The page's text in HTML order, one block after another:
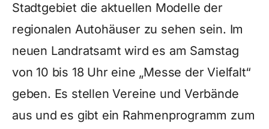
Stadtgebiet die aktuellen Modelle der
regionalen Autohäuser zu sehen sein. Im
neuen Landratsamt wird es am Samstag
von 10 bis 18 Uhr eine „Messe der Vielfalt“
geben. Es stellen Vereine und Verbände
aus und es gibt ein Rahmenprogramm zum